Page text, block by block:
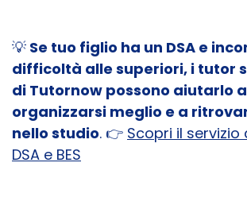
💡 Se tuo figlio ha un DSA e
difficoltà alle superiori, i tutor
di Tutornow possono aiutarlo a
organizzarsi meglio e a
nello studio. 👉 Scopri il
DSA e BES